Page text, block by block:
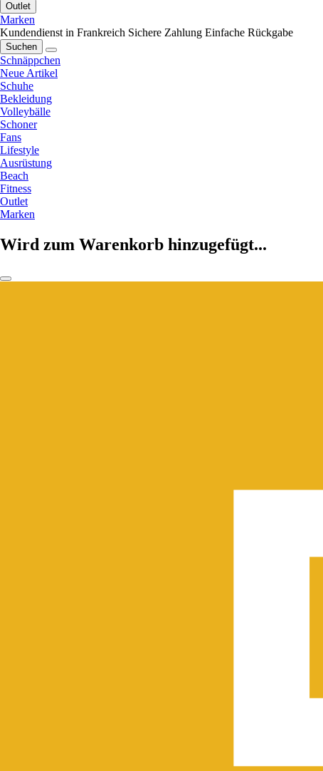
Outlet
Marken
Kundendienst in Frankreich Sichere Zahlung Einfache Rückgabe
Suchen
Schnäppchen
Neue Artikel
Schuhe
Bekleidung
Volleybälle
Schoner
Fans
Lifestyle
Ausrüstung
Beach
Fitness
Outlet
Marken
Wird zum Warenkorb hinzugefügt...